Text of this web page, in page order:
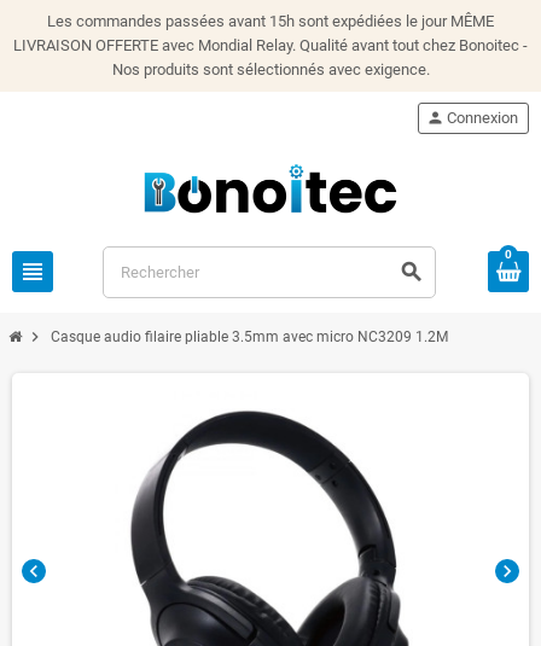
Les commandes passées avant 15h sont expédiées le jour MÊME
LIVRAISON OFFERTE avec Mondial Relay. Qualité avant tout chez Bonoitec -
Nos produits sont sélectionnés avec exigence.
view_headline search
person Connexion
0
chevron_right Casque audio filaire pliable 3.5mm avec micro NC3209 1.2M
chevron_left chevron_right